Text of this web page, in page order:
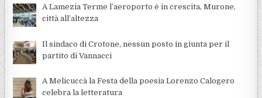
A Lamezia Terme l’aeroporto è in crescita, Murone,
città all’altezza
Il sindaco di Crotone, nessun posto in giunta per il
partito di Vannacci
A Melicuccà la Festa della poesia Lorenzo Calogero
celebra la letteratura